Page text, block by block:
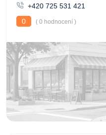
+420 725 531 421
0
( 0 hodnocení )